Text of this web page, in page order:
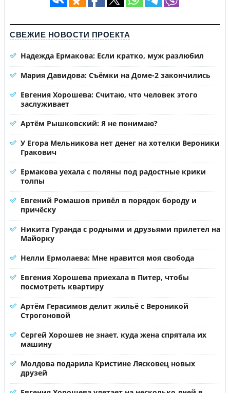
СВЕЖИЕ НОВОСТИ ПРОЕКТА
Надежда Ермакова: Если кратко, муж разлюбил
Мария Давидова: Съёмки на Доме-2 закончились
Евгения Хорошева: Считаю, что человек этого
заслуживает
Артём Рышковский: Я не понимаю?
У Егора Мельникова нет денег на хотелки Вероники
Гракович
Ермакова уехала с поляны под радостные крики
толпы
Евгений Ромашов привёл в порядок бороду и
причёску
Никита Гуранда с родными и друзьями прилетел на
Майорку
Нелли Ермолаева: Мне нравится моя свобода
Евгения Хорошева приехала в Питер, чтобы
посмотреть квартиру
Артём Герасимов делит жильё с Вероникой
Строгоновой
Сергей Хорошев не знает, куда жена спрятала их
машину
Молдова подарила Кристине Лясковец новых
друзей